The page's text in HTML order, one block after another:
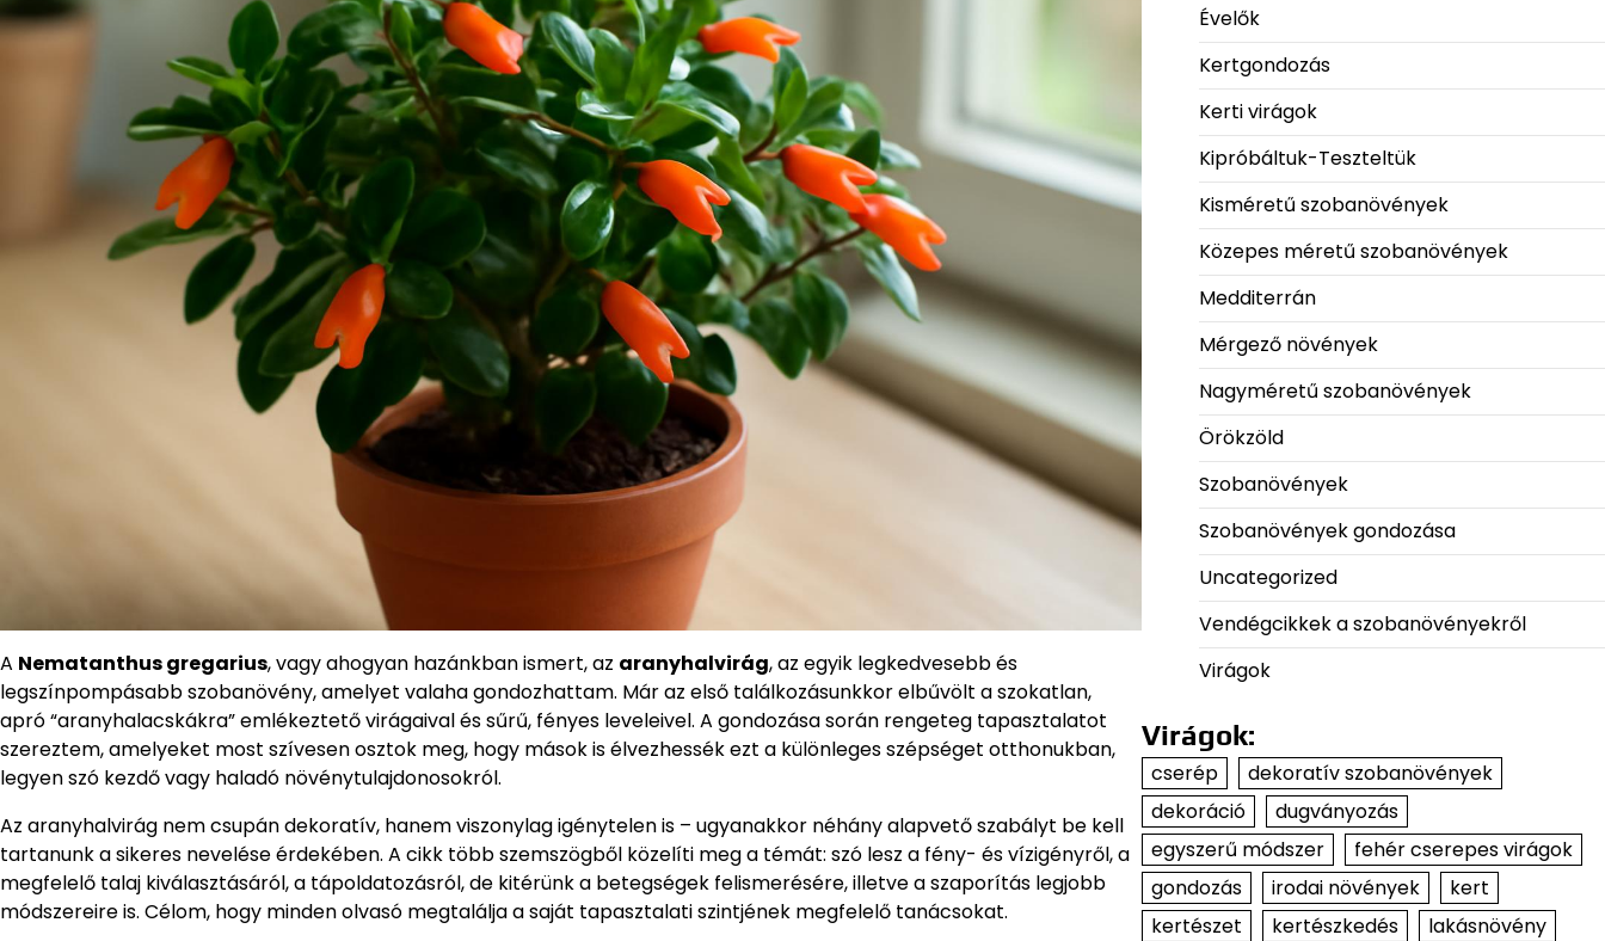
A Nematanthus gregarius, vagy ahogyan hazánkban ismert, az aranyhalvirág, az egyik legkedvesebb és
legszínpompásabb szobanövény, amelyet valaha gondozhattam. Már az első találkozásunkkor elbűvölt a szokatlan,
apró “aranyhalacskákra” emlékeztető virágaival és sűrű, fényes leveleivel. A gondozása során rengeteg tapasztalatot
szereztem, amelyeket most szívesen osztok meg, hogy mások is élvezhessék ezt a különleges szépséget otthonukban,
legyen szó kezdő vagy haladó növénytulajdonosokról.
Az aranyhalvirág nem csupán dekoratív, hanem viszonylag igénytelen is – ugyanakkor néhány alapvető szabályt be kell
tartanunk a sikeres nevelése érdekében. A cikk több szemszögből közelíti meg a témát: szó lesz a fény- és vízigényről, a
megfelelő talaj kiválasztásáról, a tápoldatozásról, de kitérünk a betegségek felismerésére, illetve a szaporítás legjobb
módszereire is. Célom, hogy minden olvasó megtalálja a saját tapasztalati szintjének megfelelő tanácsokat.
Évelők
Kertgondozás
Kerti virágok
Kipróbáltuk-Teszteltük
Kisméretű szobanövények
Közepes méretű szobanövények
Medditerrán
Mérgező növények
Nagyméretű szobanövények
Örökzöld
Szobanövények
Szobanövények gondozása
Uncategorized
Vendégcikkek a szobanövényekről
Virágok
Virágok:
cserép
dekoratív szobanövények
dekoráció
dugványozás
egyszerű módszer
fehér cserepes virágok
gondozás
irodai növények
kert
kertészet
kertészkedés
lakásnövény